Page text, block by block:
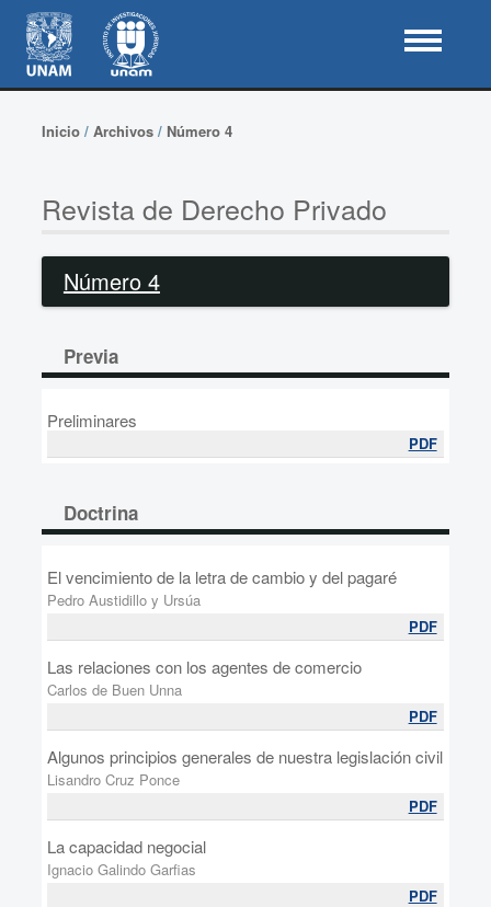
Inicio/ Archivos/ Número 4
Revista de Derecho Privado
Número 4
Previa
Preliminares
PDF
Doctrina
El vencimiento de la letra de cambio y del pagaré
Pedro Austidillo y Ursúa
PDF
Las relaciones con los agentes de comercio
Carlos de Buen Unna
PDF
Algunos principios generales de nuestra legislación civil
Lisandro Cruz Ponce
PDF
La capacidad negocial
Ignacio Galindo Garfias
PDF